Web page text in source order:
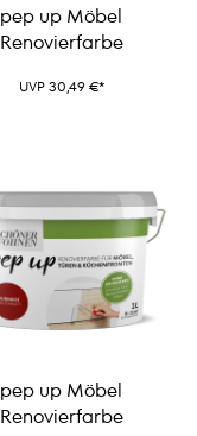
pep up Möbel
Renovierfarbe
UVP 30,49 €*
pep up Möbel
Renovierfarbe